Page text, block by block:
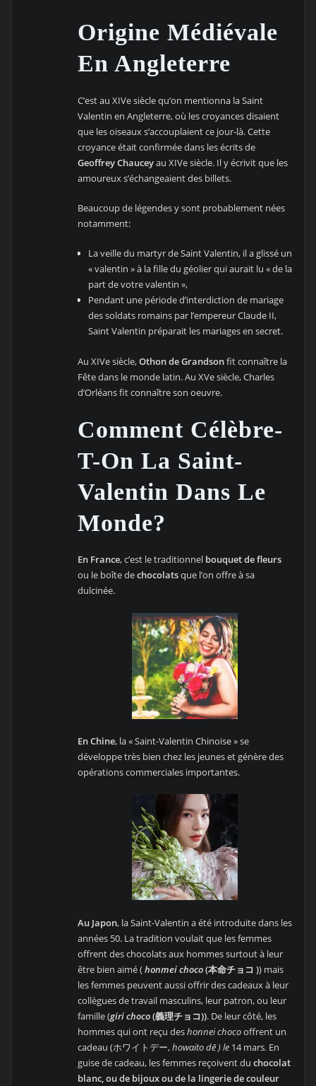
Origine Médiévale
En Angleterre
C’est au XIVe siècle qu’on mentionna la Saint
Valentin en Angleterre, où les croyances disaient
que les oiseaux s’accouplaient ce jour-là. Cette
croyance était confirmée dans les écrits de
Geoffrey Chauceyau XIVe siècle. Il y écrivit que les
amoureux s’échangeaient des billets.
Beaucoup de légendes y sont probablement nées
notamment:
La veille du martyr de Saint Valentin, il a glissé un
« valentin » à la fille du géolier qui aurait lu « de la
part de votre valentin »,
Pendant une période d’interdiction de mariage
des soldats romains par l’empereur Claude II,
Saint Valentin préparait les mariages en secret.
Au XIVe siècle,Othon de Grandsonfit connaître la
Fête dans le monde latin. Au XVe siècle, Charles
d’Orléans fit connaître son oeuvre.
Comment Célèbre-
T-On La Saint-
Valentin Dans Le
Monde?
En France, c’est le traditionnel bouquet de fleurs
ou le boîte dechocolatsque l’on offre à sa
dulcinée.
En Chine, la « Saint-Valentin Chinoise » se
développe très bien chez les jeunes et génère des
opérations commerciales importantes.
Au Japon, la Saint-Valentin a été introduite dans les
années 50. La tradition voulait que les femmes
offrent des chocolats aux hommes surtout à leur
être bien aimé (honmei choco(本命チョコ )) mais
les femmes peuvent aussi offrir des cadeaux à leur
collègues de travail masculins, leur patron, ou leur
famille (giri choco(義理チョコ)). De leur côté, les
hommes qui ont reçu deshonnei chocooffrent un
cadeau (ホワイトデー,howaito dē ) le 14 mars. En
guise de cadeau, les femmes reçoivent duchocolat
blanc, ou de bijoux ou de la lingerie de couleur